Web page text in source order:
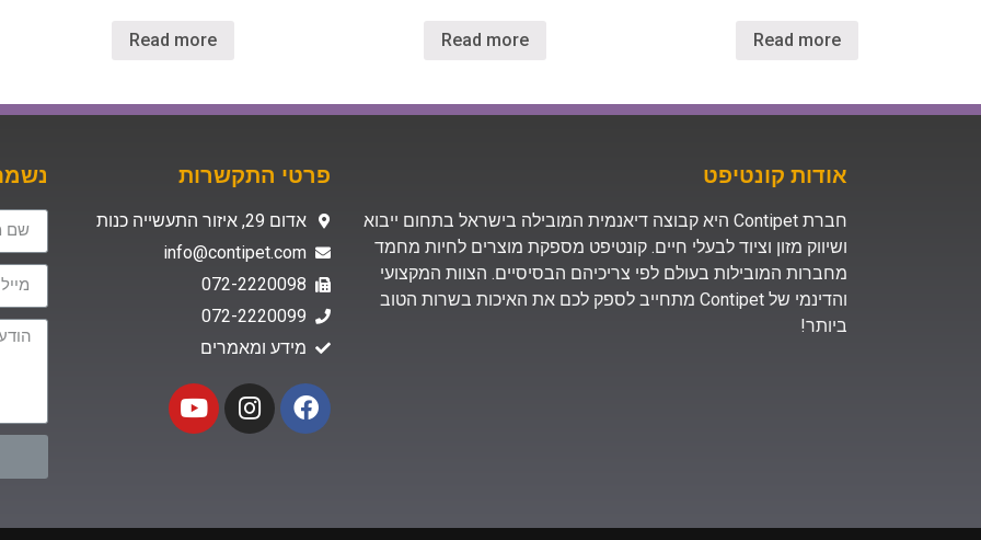
Read more
Read more
Read more
אודות קונטיפט
חברת Contipet היא קבוצה דיאנמית המובילה בישראל בתחום ייבוא
ושיווק מזון וציוד לבעלי חיים. קונטיפט מספקת מוצרים לחיות מחמד
מחברות המובילות בעולם לפי צריכיהם הבסיסיים. הצוות המקצועי
והדינמי של Contipet מתחייב לספק לכם את האיכות בשרות הטוב
ביותר!
פרטי התקשרות
אדום 29, איזור התעשייה כנות
info@contipet.com
072-2220098
072-2220099
מידע ומאמרים